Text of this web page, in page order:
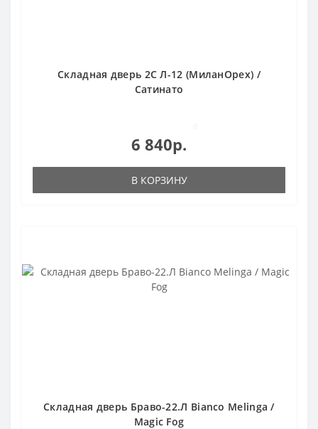
Складная дверь 2С Л-12 (МиланОрех) /
Сатинато
6 840р.
В КОРЗИНУ
Складная дверь Браво-22.Л Bianco Melinga /
Magic Fog